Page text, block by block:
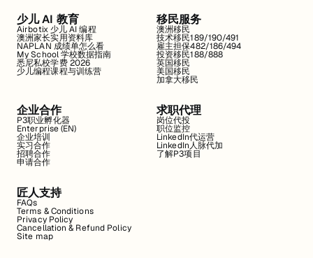
少儿 AI 教育
Airbotix 少儿 AI 编程
澳洲家长实用资料库
NAPLAN 成绩单怎么看
My School 学校数据指南
悉尼私校学费 2026
少儿编程课程与训练营
移民服务
澳洲移民
技术移民189/190/491
雇主担保482/186/494
投资移民188/888
英国移民
美国移民
加拿大移民
企业合作
P3职业孵化器
Enterprise (EN)
企业培训
实习合作
招聘合作
申请合作
求职代理
岗位代投
职位监控
LinkedIn代运营
LinkedIn人脉代加
了解P3项目
匠人支持
FAQs
Terms & Conditions
Privacy Policy
Cancellation & Refund Policy
Site map